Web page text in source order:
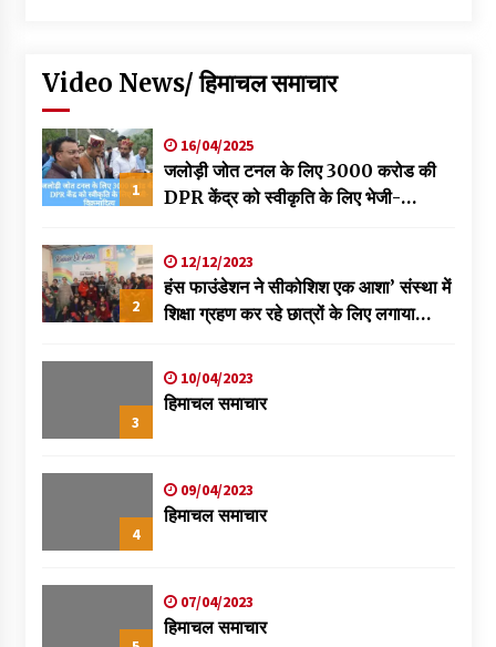
Video News/ हिमाचल समाचार
1
16/04/2025
जलोड़ी जोत टनल के लिए 3000 करोड की
DPR केंद्र को स्वीकृति के लिए भेजी-
2
12/12/2023
हंस फाउंडेशन ने सीकोशिश एक आशा’ संस्था में
शिक्षा ग्रहण कर रहे छात्रों के लिए लगाया
3
10/04/2023
हिमाचल समाचार
4
09/04/2023
हिमाचल समाचार
07/04/2023
हिमाचल समाचार